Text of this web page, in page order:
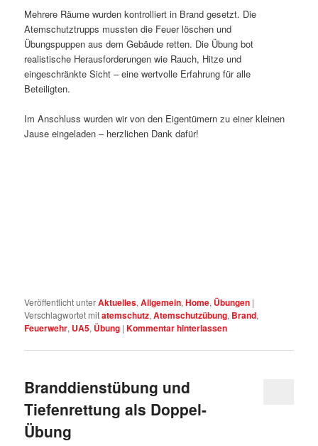
Mehrere Räume wurden kontrolliert in Brand gesetzt. Die
Atemschutztrupps mussten die Feuer löschen und
Übungspuppen aus dem Gebäude retten. Die Übung bot
realistische Herausforderungen wie Rauch, Hitze und
eingeschränkte Sicht – eine wertvolle Erfahrung für alle
Beteiligten.
Im Anschluss wurden wir von den Eigentümern zu einer kleinen
Jause eingeladen – herzlichen Dank dafür!
Veröffentlicht unterAktuelles,Allgemein,Home, Übungen |
Verschlagwortet mitatemschutz,Atemschutzübung, Brand,
Feuerwehr, UA5, Übung |Kommentar hinterlassen
Branddienstübung und
Tiefenrettung als Doppel-
Übung